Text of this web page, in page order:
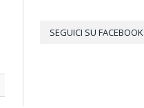
SEGUICI SU FACEBOOK